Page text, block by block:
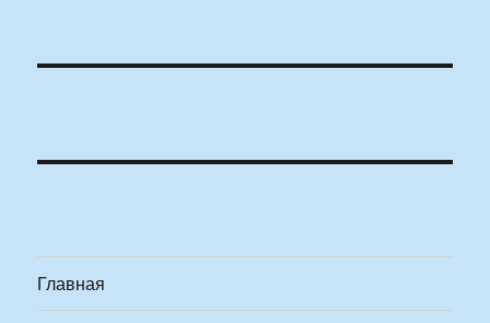
Главная